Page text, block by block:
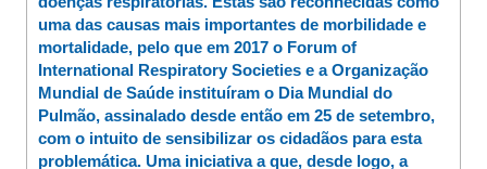
uma das causas mais importantes de morbilidade e
mortalidade, pelo que em 2017 o Forum of
International Respiratory Societies e a Organização
Mundial de Saúde instituíram o Dia Mundial do
Pulmão, assinalado desde então em 25 de setembro,
com o intuito de sensibilizar os cidadãos para esta
problemática. Uma iniciativa a que, desde logo, a